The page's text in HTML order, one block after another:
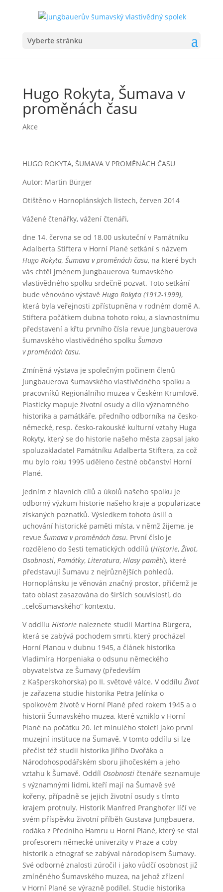
Vyberte stránku
Hugo Rokyta, Šumava v
proměnách času
Akce
HUGO ROKYTA, ŠUMAVA V PROMĚNÁCH ČASU
Autor: Martin Bürger
Otištěno v Hornoplánských listech, červen 2014
Vážené čtenářky, vážení čtenáři,
dne 14. června se od 18.00 uskuteční v Památníku
Adalberta Stiftera v Horní Plané setkání s názvem
Hugo Rokyta, Šumava v proměnách času, na které bych
vás chtěl jménem Jungbauerova šumavského
vlastivědného spolku srdečně pozvat. Toto setkání
bude věnováno výstavě Hugo Rokyta (1912-1999),
která byla veřejnosti zpřístupněna v rodném domě A.
Stiftera počátkem dubna tohoto roku, a slavnostnímu
představení a křtu prvního čísla revue Jungbauerova
šumavského vlastivědného spolku Šumava
v proměnách času.
Zmíněná výstava je společným počinem členů
Jungbauerova šumavského vlastivědného spolku a
pracovníků Regionálního muzea v Českém Krumlově.
Plasticky mapuje životní osudy a dílo významného
historika a památkáře, předního odborníka na česko-
německé, resp. česko-rakouské kulturní vztahy Huga
Rokyty, který se do historie našeho města zapsal jako
spoluzakladatel Památníku Adalberta Stiftera, za což
mu bylo roku 1995 uděleno čestné občanství Horní
Plané.
Jedním z hlavních cílů a úkolů našeho spolku je
odborný výzkum historie našeho kraje a popularizace
získaných poznatků. Výsledkem tohoto úsilí o
uchování historické paměti místa, v němž žijeme, je
revue Šumava v proměnách času. První číslo je
rozděleno do šesti tematických oddílů (Historie,Život,
Osobnosti,Památky,Literatura,Hlasy paměti), které
představují Šumavu z nejrůznějších pohledů.
Hornoplánsku je věnován značný prostor, přičemž je
tato oblast zasazována do širších souvislostí, do
„celošumavského“ kontextu.
V oddílu Historienaleznete studii Martina Bürgera,
která se zabývá pochodem smrti, který procházel
Horní Planou v dubnu 1945, a článek historika
Vladimíra Horpeniaka o odsunu německého
obyvatelstva ze Šumavy (především
z Kašperskohorska) po II. světové válce. V oddílu Život
je zařazena studie historika Petra Jelínka o
spolkovém životě v Horní Plané před rokem 1945 a o
historii Šumavského muzea, které vzniklo v Horní
Plané na počátku 20. let minulého století jako první
muzejní instituce na Šumavě. V tomto oddílu si lze
přečíst též studii historika Jiřího Dvořáka o
Národohospodářském sboru jihočeském a jeho
vztahu k Šumavě. Oddíl Osobnosti čtenáře seznamuje
s významnými lidmi, kteří mají na Šumavě své
kořeny, případně se jejich životní osudy s tímto
krajem protnuly. Historik Manfred Pranghofer líčí ve
svém příspěvku životní příběh Gustava Jungbauera,
rodáka z Předního Hamru u Horní Plané, který se stal
profesorem německé univerzity v Praze a coby
historik a etnograf se zabýval národopisem Šumavy.
Své odborné znalosti zúročil i jako vůdčí osobnost již
zmíněného Šumavského muzea, na jehož zřízení
v Horní Plané se výrazně podílel. Studie historika